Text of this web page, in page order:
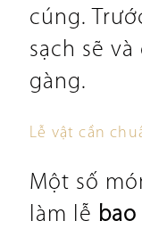
cúng.
sạch sẽ
gàng.
Lễ vật cần
Một số
làm lễ